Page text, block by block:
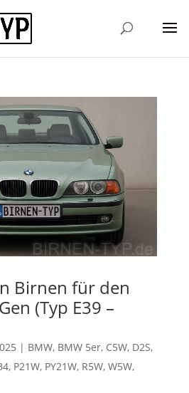
Birnen für den
(Typ E39 –
| BMW, BMW 5er, C5W, D2S,
, P21W, PY21W, R5W, W5W,